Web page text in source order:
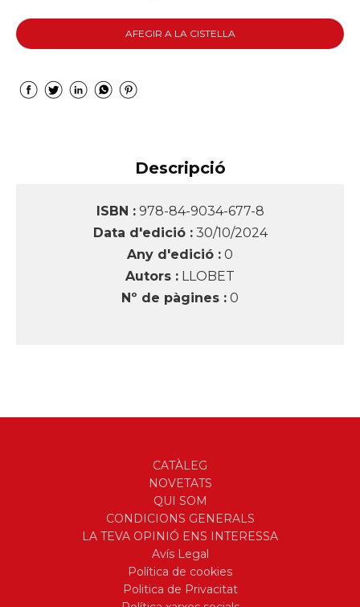
AFEGIR A LA CISTELLA
Descripció
ISBN : 978-84-9034-677-8
Data d'edició : 30/10/2024
Any d'edició : 0
Autors : LLOBET
Nº de pàgines : 0
CATÀLEG
NOVETATS
QUI SOM
CONDICIONS GENERALS
LA TEVA OPINIÓ ENS INTERESSA
Avís Legal
Política de cookies
Politica de Privacitat